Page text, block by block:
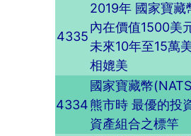
4335
2019年 國家寶藏
內在價值1500美
未來10年至15萬
相媲美
4334
國家寶藏幣
熊市時 最優的投
資產組合之標竿